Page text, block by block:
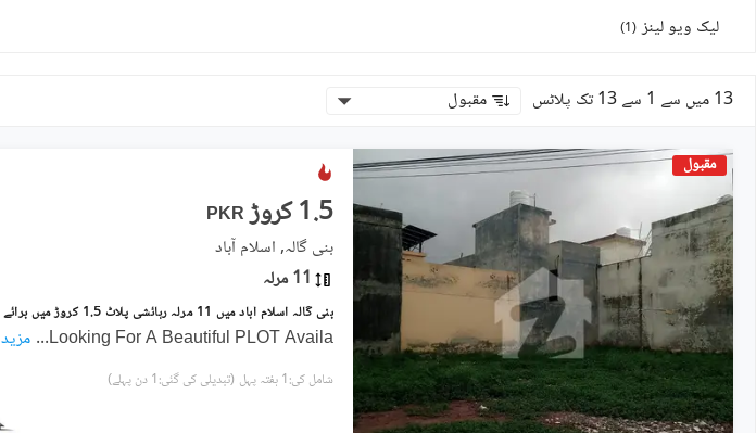
لیک ویو لینز (
1
)
13 میں سے 1 سے 13 تک پلاٹس مقبول
مقبول
PKR 1.5 کروڑ
بنی گالہ, اسلام آباد
11 مرلہ
بنی گالہ اسلام آباد میں 11 مرلہ رہائشی پلاٹ 1.5 کروڑ میں برائے فروخت۔
Looking For A Beautiful PLOT Availa
... مزید
شامل کی:1 ہفتہ پہل (تبدیلی کی گئی:1 دن پہلے)